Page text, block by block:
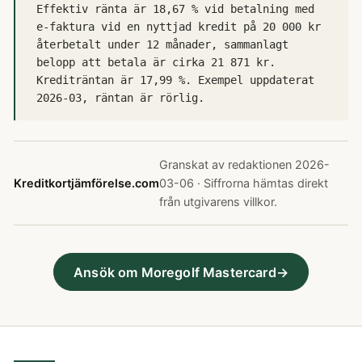
Effektiv ränta är 18,67 % vid betalning med
e-faktura vid en nyttjad kredit på 20 000 kr
återbetalt under 12 månader, sammanlagt
belopp att betala är cirka 21 871 kr.
Krediträntan är 17,99 %. Exempel uppdaterat
2026-03, räntan är rörlig.
Kreditkortjämförelse.com
Granskat av redaktionen 2026-
03-06 · Siffrorna hämtas direkt
från utgivarens villkor.
Ansök om Moregolf Mastercard